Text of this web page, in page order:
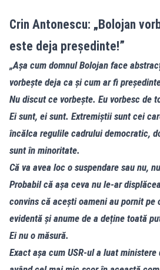
Crin Antonescu: „Bolojan
este deja președinte!”
„Așa cum domnul Bolojan face
vorbește deja ca și cum ar fi
Nu discut ce vorbește. Eu vorbesc de
Ei sunt, ei sunt. Extremiștii sunt cei
încălca regulile cadrului democratic,
sunt în minoritate.
Că va avea loc o suspendare sau nu,
Probabil că așa ceva nu le-ar
convins că acești oameni au pornit pe
evidentă și anume de a deține toată
Ei nu o măsură.
Exact așa cum USR-ul a luat